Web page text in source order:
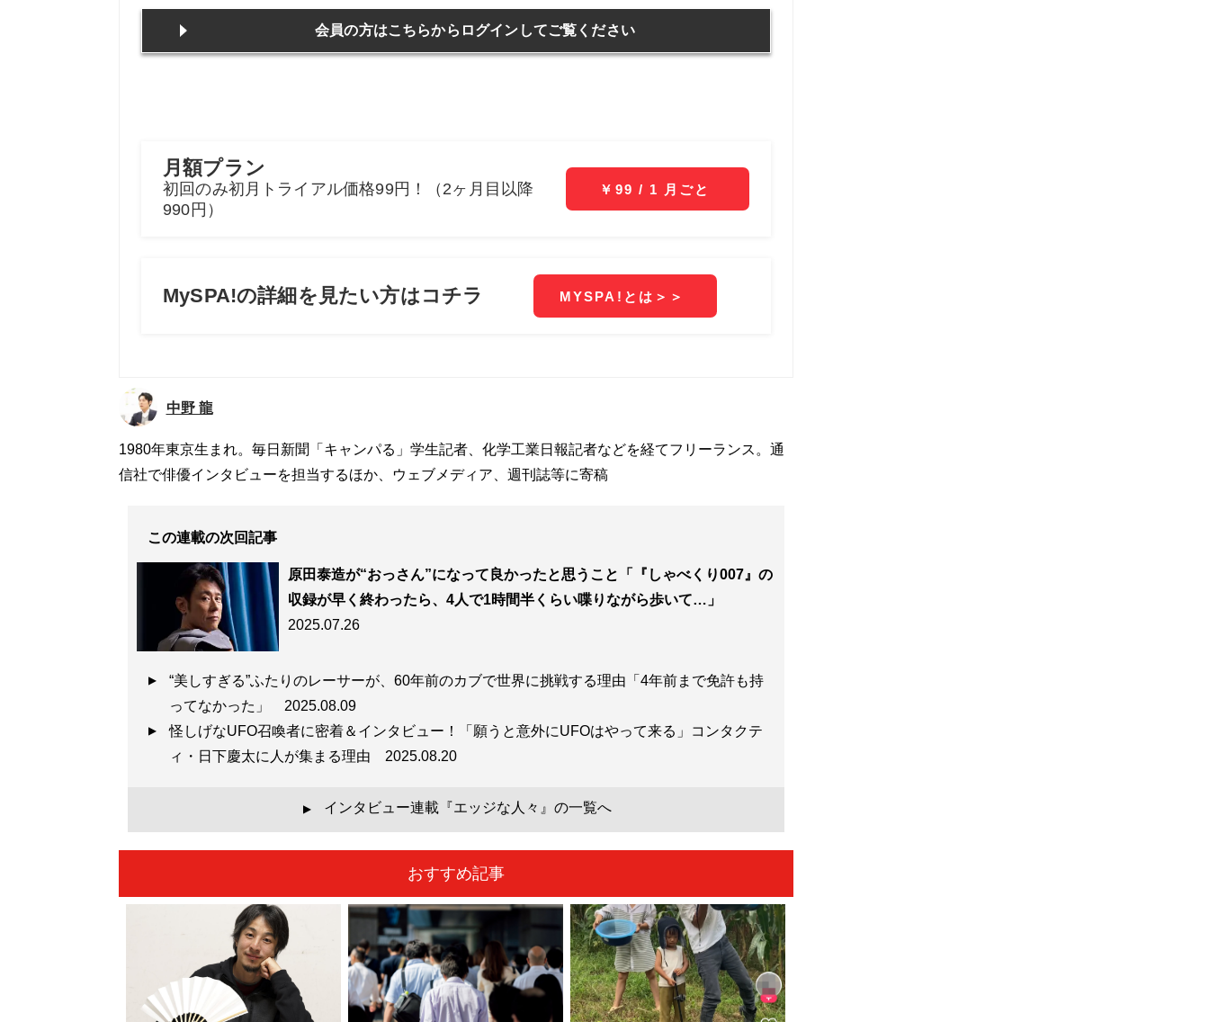
中野 龍
1980年東京生まれ。毎日新聞「キャンパる」学生記者、化学工業日報記者などを経てフリーランス。通
信社で俳優インタビューを担当するほか、ウェブメディア、週刊誌等に寄稿
この連載の次回記事
原田泰造が“おっさん”になって良かったと思うこと「『しゃべくり007』の
収録が早く終わったら、4人で1時間半くらい喋りながら歩いて…」
2025.07.26
“美しすぎる”ふたりのレーサーが、60年前のカブで世界に挑戦する理由「4年前まで免許も持
ってなかった」 2025.08.09
怪しげなUFO召喚者に密着＆インタビュー！「願うと意外にUFOはやって来る」コンタクテ
ィ・日下慶太に人が集まる理由 2025.08.20
▲ インタビュー連載『エッジな人々』の一覧へ
おすすめ記事